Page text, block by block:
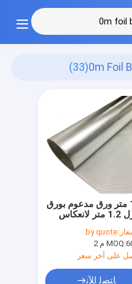
(33)
1.0 متر ورق مدعوم بورق
عازل 1.2 متر لانعكاس
والعزل الحراري
by quote
MOQ:2
على آخر سعر
ﺎﺘﺼﻟ ﺍﻶﻧ